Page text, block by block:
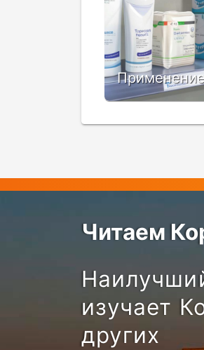
Читаем
изучает
других